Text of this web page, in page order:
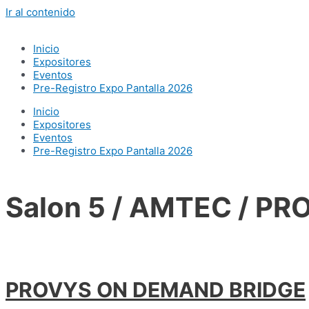
Ir al contenido
Inicio
Expositores
Eventos
Pre-Registro Expo Pantalla 2026
Inicio
Expositores
Eventos
Pre-Registro Expo Pantalla 2026
Salon 5 / AMTEC /
PROVYS ON DEMAND BRIDGE